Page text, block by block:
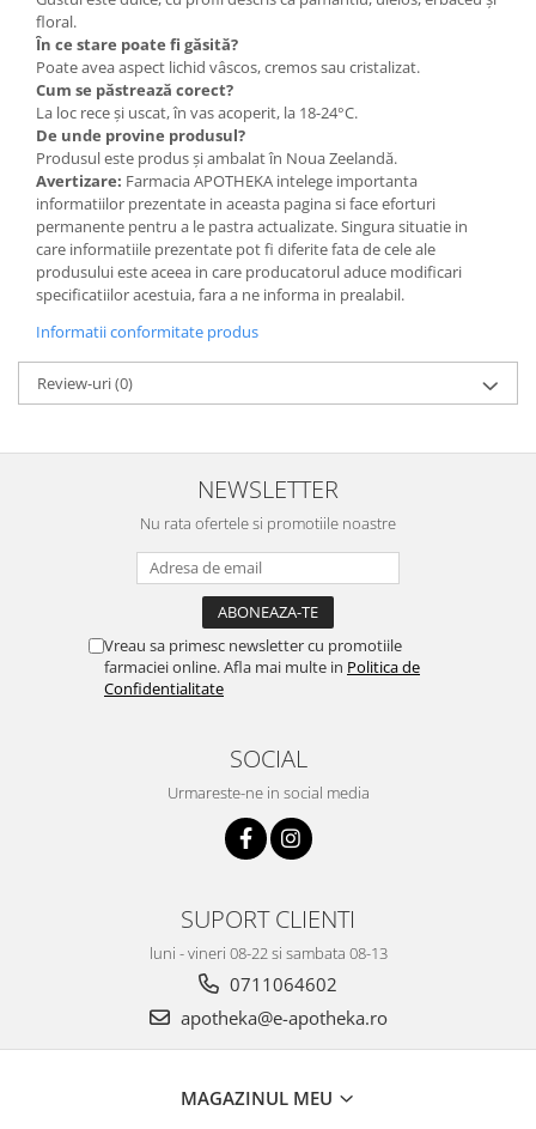
floral.
În ce stare poate fi găsită?
Poate avea aspect lichid vâscos, cremos sau cristalizat.
Cum se păstrează corect?
La loc rece și uscat, în vas acoperit, la 18-24°C.
De unde provine produsul?
Produsul este produs și ambalat în Noua Zeelandă.
Avertizare: Farmacia APOTHEKA intelege importanta
informatiilor prezentate in aceasta pagina si face eforturi
permanente pentru a le pastra actualizate. Singura situatie in
care informatiile prezentate pot fi diferite fata de cele ale
produsului este aceea in care producatorul aduce modificari
specificatiilor acestuia, fara a ne informa in prealabil.
Informatii conformitate produs
Review-uri(0)
NEWSLETTER
Nu rata ofertele si promotiile noastre
Vreau sa primesc newsletter cu promotiile
farmaciei online. Afla mai multe in Politica de
Confidentialitate
SOCIAL
Urmareste-ne in social media
SUPORT CLIENTI
luni - vineri 08-22 si sambata 08-13
0711064602
apotheka@e-apotheka.ro
MAGAZINUL MEU